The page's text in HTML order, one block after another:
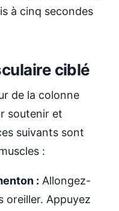
à cinq secondes
ciblé
de la colonne
soutenir et
suivants sont
:
: Allongez-
oreiller. Appuyez